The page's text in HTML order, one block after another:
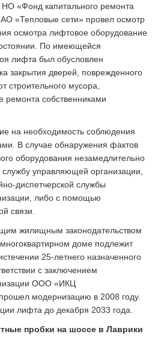
НО «Фонд капитального ремонта
«Тепловые сети» провел осмотр
осмотра лифтовое оборудование
По имеющейся
лифта был обусловлен
закрытия дверей, поврежденного
строительного мусора,
ремонта собственниками
на необходимость соблюдения
В случае обнаружения фактов
оборудования незамедлительно
управляющей организации,
диспетчерской службы
либо с помощью
связи.
жилищным законодательством
доме подлежит
25-летнего назначенного
с заключением
ООО «ИКЦ
модернизацию в 2008 году.
лифта до декабря 2033 года.
пробки на шоссе в Лаврики